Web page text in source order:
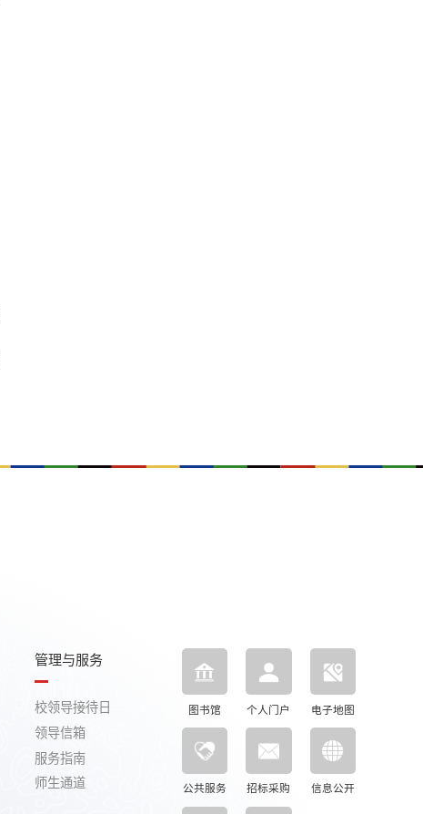
管理与服务
校领导接待日
领导信箱
服务指南
师生通道
图书馆 个人门户 电子地图
公共服务 招标采购 信息公开